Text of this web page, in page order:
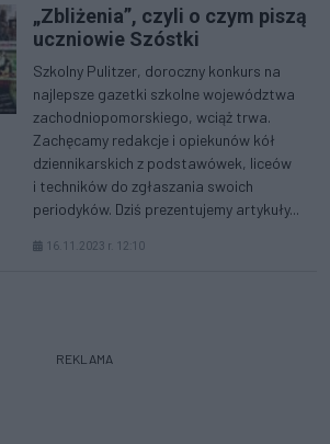
„Zbliżenia”, czyli o czym piszą
uczniowie Szóstki
Szkolny Pulitzer, doroczny konkurs na
najlepsze gazetki szkolne województwa
zachodniopomorskiego, wciąż trwa.
Zachęcamy redakcje i opiekunów kół
dziennikarskich z podstawówek, liceów
i techników do zgłaszania swoich
periodyków. Dziś prezentujemy artykuły...
16.11.2023 r. 12:10
REKLAMA